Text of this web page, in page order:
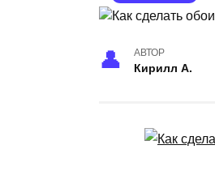
АВТОР
Кирилл А.